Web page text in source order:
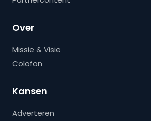
Over
Missie & Visie
Colofon
Kansen
Adverteren